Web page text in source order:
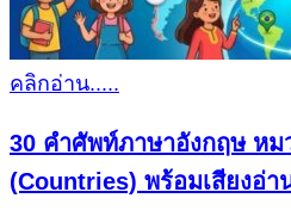
คลิกอ่าน.....
30 คำศัพท์ภาษาอังกฤษ หม
(Countries) พร้อมเสียงอ่